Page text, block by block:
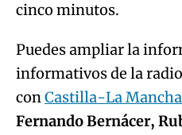
cinco minutos.
Puedes ampliar la
informativos de la
conCastilla-La
Fernando Bernácer,